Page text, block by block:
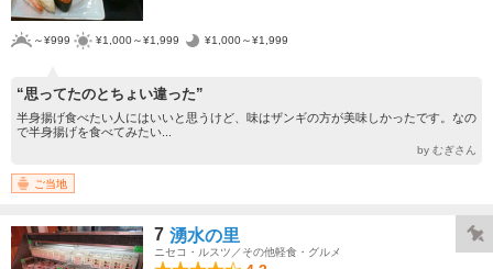
～¥999 ¥1,000～¥1,999 ¥1,000～¥1,999
“思ってたのとちょい違った”
半身揚げ食べたい人にはいいと思うけど、味はザンギの方が美味しかったです。なの
で半身揚げを食べてみたい...
by むぎさん
ご当地
7 湧水の里
ニセコ・ルスツ／その他軽食・グルメ